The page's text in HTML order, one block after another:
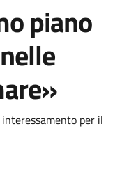
piano
per il